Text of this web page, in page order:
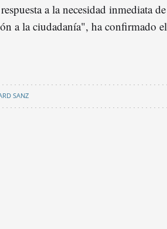
a la necesidad inmediata de
a la ciudadanía", ha confirmado el
SANZ